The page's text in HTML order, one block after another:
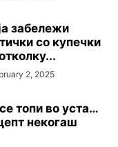
забележи
со купечки
2, 2025
топи во уста…
некогаш